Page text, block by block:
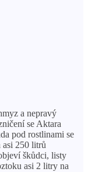
a nepravý
se Aktara
pod rostlinami se
asi 250 litrů
škůdci, listy
asi 2 litry na